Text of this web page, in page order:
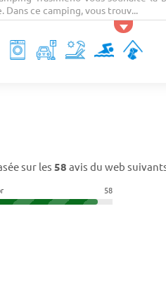
Dans ce camping, vous trouv...
sur les 58 avis du web
58